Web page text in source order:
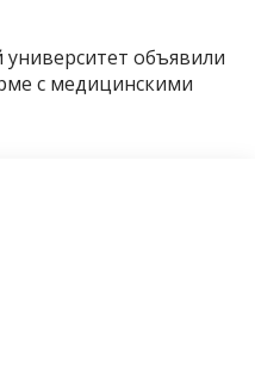
университет объявили
с медицинскими